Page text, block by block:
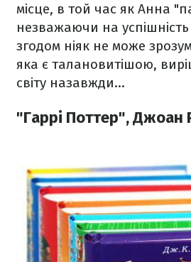
місце, в той час як Анна
незважаючи на
згодом ніяк не може
яка є талановитішою,
світу назавжди…
"Гаррі Поттер", Джоан